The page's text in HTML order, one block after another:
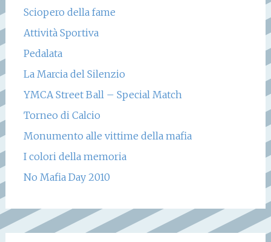
Sciopero della fame
Attività Sportiva
Pedalata
La Marcia del Silenzio
YMCA Street Ball – Special Match
Torneo di Calcio
Monumento alle vittime della mafia
I colori della memoria
No Mafia Day 2010